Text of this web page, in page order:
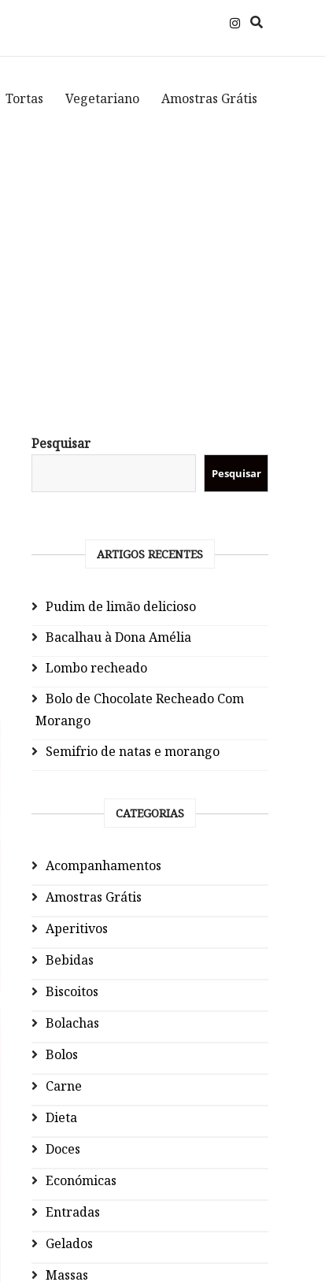
Tortas Vegetariano Amostras Grátis
Pesquisar
Pesquisar
ARTIGOS RECENTES
Pudim de limão delicioso
Bacalhau à Dona Amélia
Lombo recheado
Bolo de Chocolate Recheado Com
Morango
Semifrio de natas e morango
CATEGORIAS
Acompanhamentos
Amostras Grátis
Aperitivos
Bebidas
Biscoitos
Bolachas
Bolos
Carne
Dieta
Doces
Económicas
Entradas
Gelados
Massas